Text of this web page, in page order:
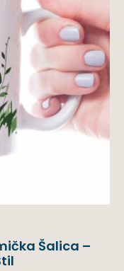
Šalica –